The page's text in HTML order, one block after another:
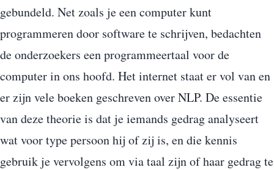
gebundeld. Net zoals je een computer kunt
programmeren door software te schrijven, bedachten
de onderzoekers een programmeertaal voor de
computer in ons hoofd. Het internet staat er vol van en
er zijn vele boeken geschreven over NLP. De essentie
van deze theorie is dat je iemands gedrag analyseert
wat voor type persoon hij of zij is, en die kennis
gebruik je vervolgens om via taal zijn of haar gedrag te